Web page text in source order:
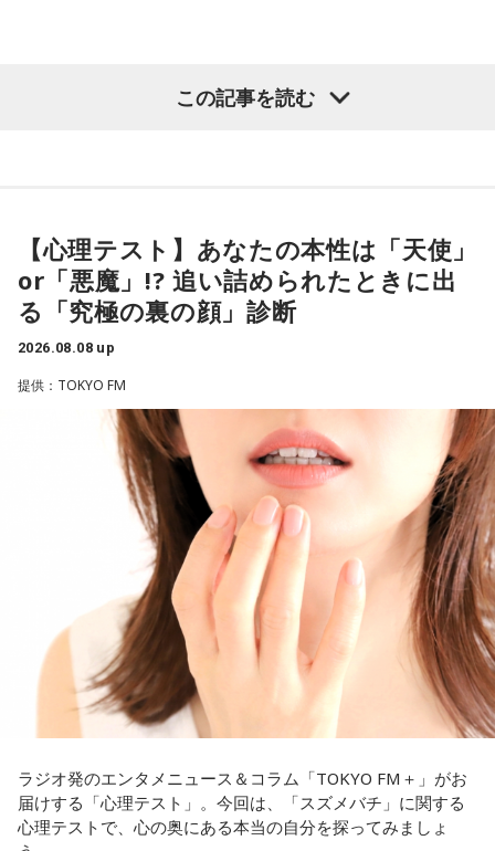
とがあると切り出し、「賞レースで結果を残していないコン
ビ、（芸歴18年目の）ぐりんぴーすがよく愚痴をこぼしてい
るのは、最近の後輩は挨拶をしてくれないんだって（笑）」
と暴露します。
有吉自身は、今では後輩から挨拶されないことがまったくな
いため分からないと前置きしつつ、「ぐりんぴーすがそう言
っていたから……その辺はどう？ 風紀が乱れているかどうか」
と質問します。
これに対して、カミムラは「ぐりんぴーすさんが言っている
のは、1～2年目の芸人の子たちだと思うんですけど……たぶ
ん、その子たちは本当に挨拶していないと思います」と苦笑
い。有吉が「なんでなの？」と尋ねると、カミムラは「こん
なことを言うのもあれですけど、（ぐりんぴーすさんが）ど
ういう先輩か分かっていないんだと思います」と正直に語り
ます。
それを受け、有吉は「でもさ、この世界に入ったら俺だって
（若手の頃は）誰か分からない人にも一応挨拶するじゃな
い？ 何があるか分からないからさ」と持論を語ります。その
間は時代的に増えていますね」とリアルな実情を明かしま
す。
また、有吉は「吉本（興業）は縦がちゃんとしているじゃ
この記事を読む
【心理テスト】あなたの本性は「天使」
or「悪魔」!? 追い詰められたときに出
る「究極の裏の顔」診断
2026.08.08 up
提供：TOKYO FM
ラジオ発のエンタメニュース＆コラム「TOKYO FM＋」がお
届けする「心理テスト」。今回は、「スズメバチ」に関する
心理テストで、心の奥にある本当の自分を探ってみましょ